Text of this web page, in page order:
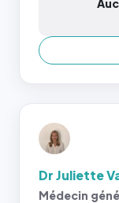
Dr Juliette
Médecin